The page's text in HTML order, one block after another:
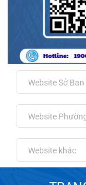
Website Sở
Website
Website khác